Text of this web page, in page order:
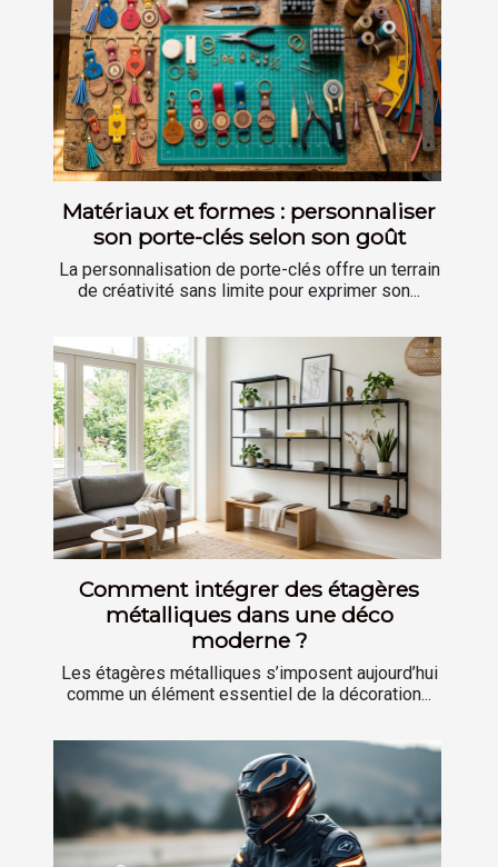
Matériaux et formes : personnaliser
son porte-clés selon son goût
La personnalisation de porte-clés offre un terrain
de créativité sans limite pour exprimer son...
Comment intégrer des étagères
métalliques dans une déco
moderne ?
Les étagères métalliques s’imposent aujourd’hui
comme un élément essentiel de la décoration...